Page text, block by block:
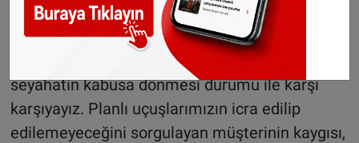
zamanında icra etmek için bu kararı vermiş
bulunmaktayız. Herkesin mutlu bir tatil yapmak
istediği bir dönemde yaşanan bu olaylar ile
seyahatin kabusa dönmesi durumu ile karşı
karşıyayız. Planlı uçuşlarımızın icra edilip
edilemeyeceğini sorgulayan müşterinin kaygısı,